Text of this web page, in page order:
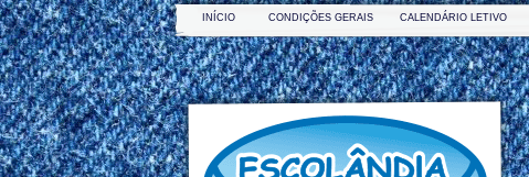
INÍCIO CONDIÇÕES GERAIS CALENDÁRIO LETIVO